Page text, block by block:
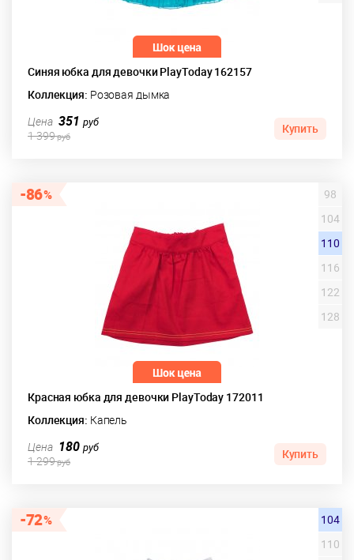
Синяя юбка для девочки PlayToday 162157
Коллекция: Розовая дымка
Цена 351руб
1 399руб
Купить
86
Красная юбка для девочки PlayToday 172011
Коллекция: Капель
98
104
110
116
122
128
Цена 180руб
1 299руб
Купить
72
104
110